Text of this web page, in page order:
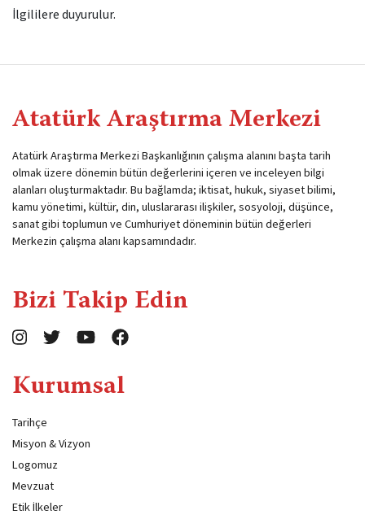
İlgililere duyurulur.
Atatürk Araştırma Merkezi
Atatürk Araştırma Merkezi Başkanlığının çalışma alanını başta tarih
olmak üzere dönemin bütün değerlerini içeren ve inceleyen bilgi
alanları oluşturmaktadır. Bu bağlamda; iktisat, hukuk, siyaset bilimi,
kamu yönetimi, kültür, din, uluslararası ilişkiler, sosyoloji, düşünce,
sanat gibi toplumun ve Cumhuriyet döneminin bütün değerleri
Merkezin çalışma alanı kapsamındadır.
Bizi Takip Edin
Kurumsal
Tarihçe
Misyon & Vizyon
Logomuz
Mevzuat
Etik İlkeler